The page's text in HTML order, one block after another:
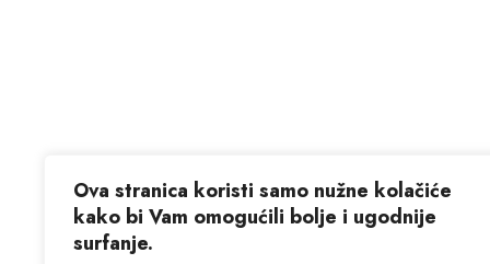
Ova stranica koristi samo nužne kolačiće
kako bi Vam omogućili bolje i ugodnije
surfanje.